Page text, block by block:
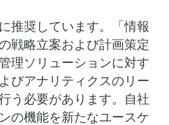
推奨しています。「情報
戦略立案および計画策定
理ソリューションに対す
びアナリティクスのリー
う必要があります。自社
の機能を新たなユースケ